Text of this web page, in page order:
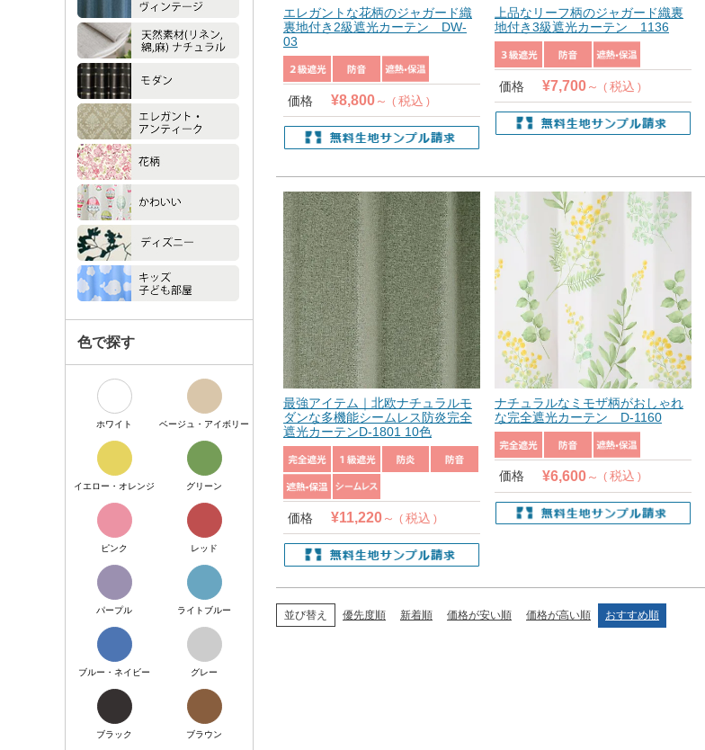
色で探す
ホワイト ベージュ・アイボリー
イエロー・オレンジ グリーン
ピンク レッド
パープル ライトブルー
ブルー・ネイビー グレー
ブラック ブラウン
エレガントな花柄のジャガード織
裏地付き2級遮光カーテン DW-
03
価格 ¥8,800 税込
上品なリーフ柄のジャガード織裏
地付き3級遮光カーテン 1136
価格 ¥7,700 税込
最強アイテム｜北欧ナチュラルモ
ダンな多機能シームレス防炎完全
遮光カーテンD-1801 10色
価格 ¥11,220 税込
ナチュラルなミモザ柄がおしゃれ
な完全遮光カーテン D-1160
価格 ¥6,600 税込
並び替え 優先度順 新着順 価格が安い順 価格が高い順 おすすめ順